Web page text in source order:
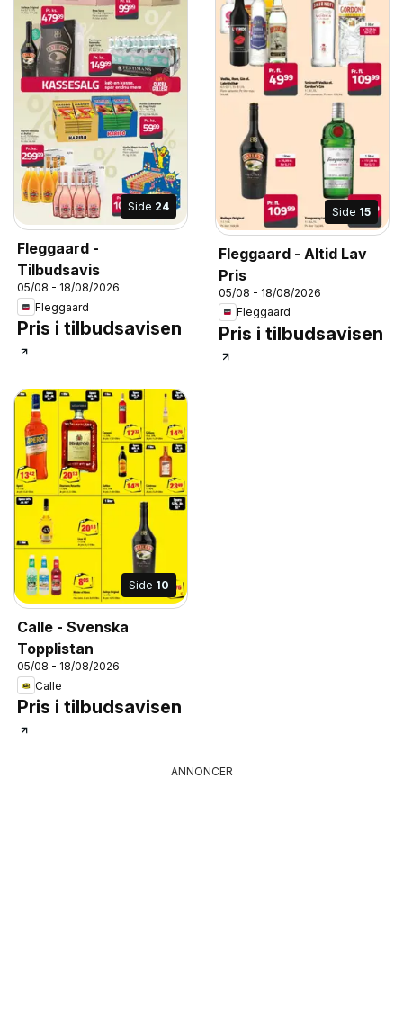
Side 24
Fleggaard -
Tilbudsavis
05/08 - 18/08/2026
Fleggaard
Pris i tilbudsavisen
Side 15
Fleggaard - Altid Lav
Pris
05/08 - 18/08/2026
Fleggaard
Pris i tilbudsavisen
Side 10
Calle - Svenska
Topplistan
05/08 - 18/08/2026
Calle
Pris i tilbudsavisen
ANNONCER